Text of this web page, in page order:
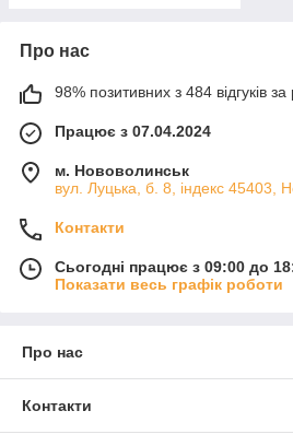
Про нас
98% позитивних з 484 відгуків за
Працює з 07.04.2024
м. Нововолинськ
вул. Луцька, б. 8, індекс 45403,
Контакти
Сьогодні працює з 09:00 до
Показати весь графік роботи
Про нас
Контакти